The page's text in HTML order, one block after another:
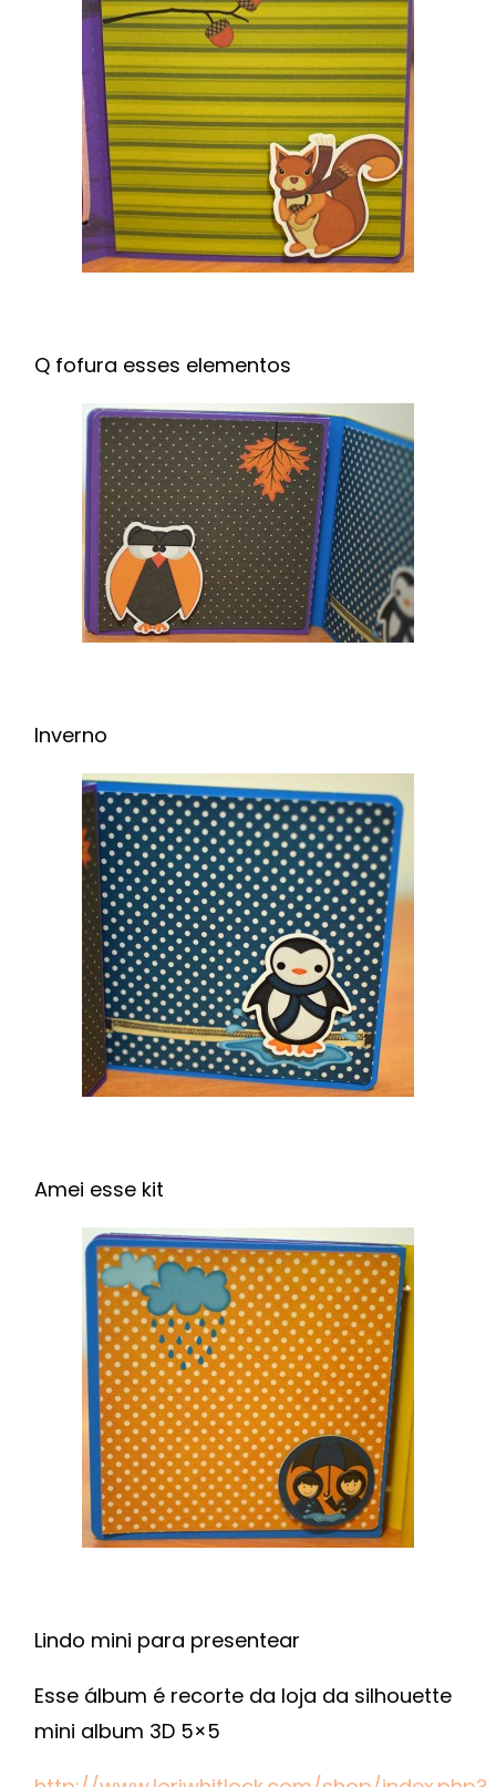
Q fofura esses elementos
Inverno
Amei esse kit
Lindo mini para presentear
Esse álbum é recorte da loja da silhouette
mini album 3D 5×5